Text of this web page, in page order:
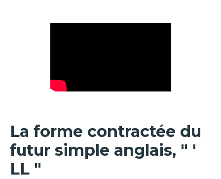
La forme contractée du
futur simple anglais, " '
LL "